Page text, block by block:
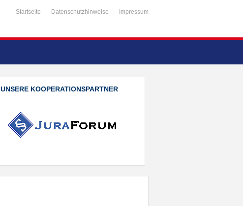
Startseite Datenschutzhinweise Impressum
UNSERE KOOPERATIONSPARTNER